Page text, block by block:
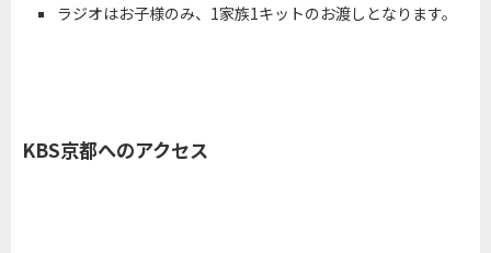
ラジオはお子様のみ、1家族1キットのお渡しとなります。
KBS京都へのアクセス